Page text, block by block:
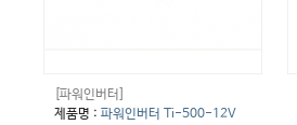
[파워인버터]
제품명 :파워인버터 Ti-500-12V